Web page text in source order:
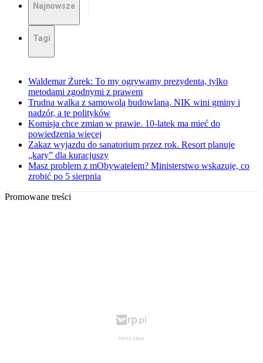
Najnowsze
Tagi
Waldemar Żurek: To my ogrywamy prezydenta, tylko
metodami zgodnymi z prawem
Trudna walka z samowolą budowlaną. NIK wini gminy i
nadzór, a te polityków
Komisja chce zmian w prawie. 10-latek ma mieć do
powiedzenia więcej
Zakaz wyjazdu do sanatorium przez rok. Resort planuje
„kary” dla kuracjuszy
Masz problem z mObywatelem? Ministerstwo wskazuje, co
zrobić po 5 sierpnia
Promowane treści